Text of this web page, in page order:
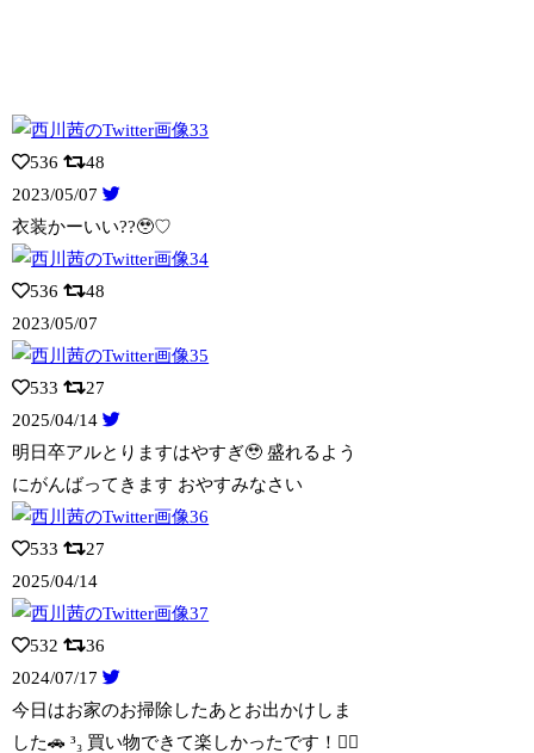
536
48
2023/05/07
衣装かーいい??🥹♡
536
48
2023/05/07
533
27
2025/04/14
明日卒アルとりますはやすぎ🥹 盛れるよう
にがんばってきます おやすみなさい
533
27
2025/04/14
532
36
2024/07/17
今日はお家のお掃除したあとお出かけしま
した🚗 ³₃ 買い物できて楽しかったです！ 🙂‍↕️